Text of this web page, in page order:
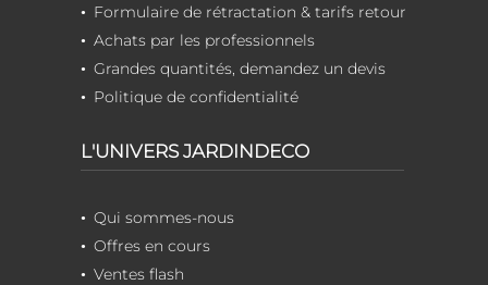
Formulaire de rétractation & tarifs retour
Achats par les professionnels
Grandes quantités, demandez un devis
Politique de confidentialité
L'UNIVERS JARDINDECO
Qui sommes-nous
Offres en cours
Ventes flash